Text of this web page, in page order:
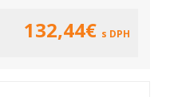
132,44€ s DPH